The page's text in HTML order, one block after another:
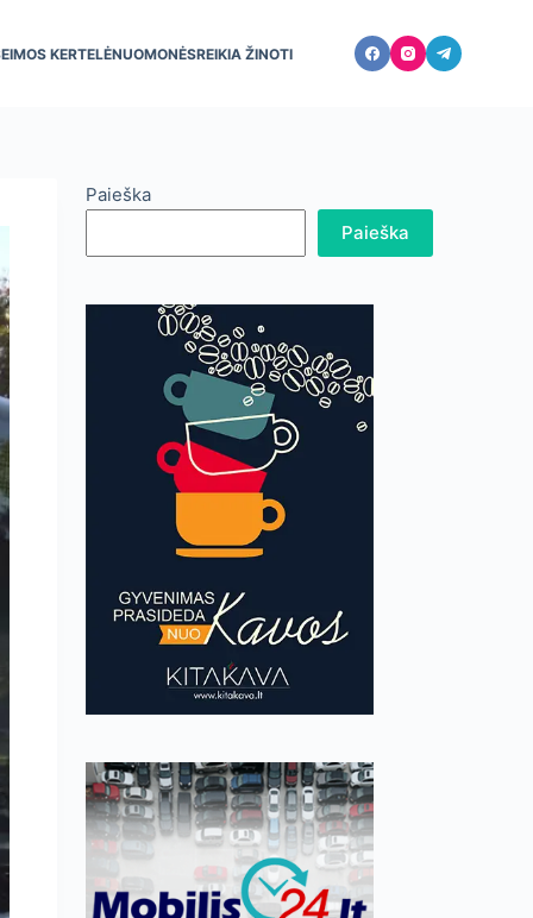
KERTELĖNUOMONĖSREIKIA ŽINOTI
Paieška
Paieška